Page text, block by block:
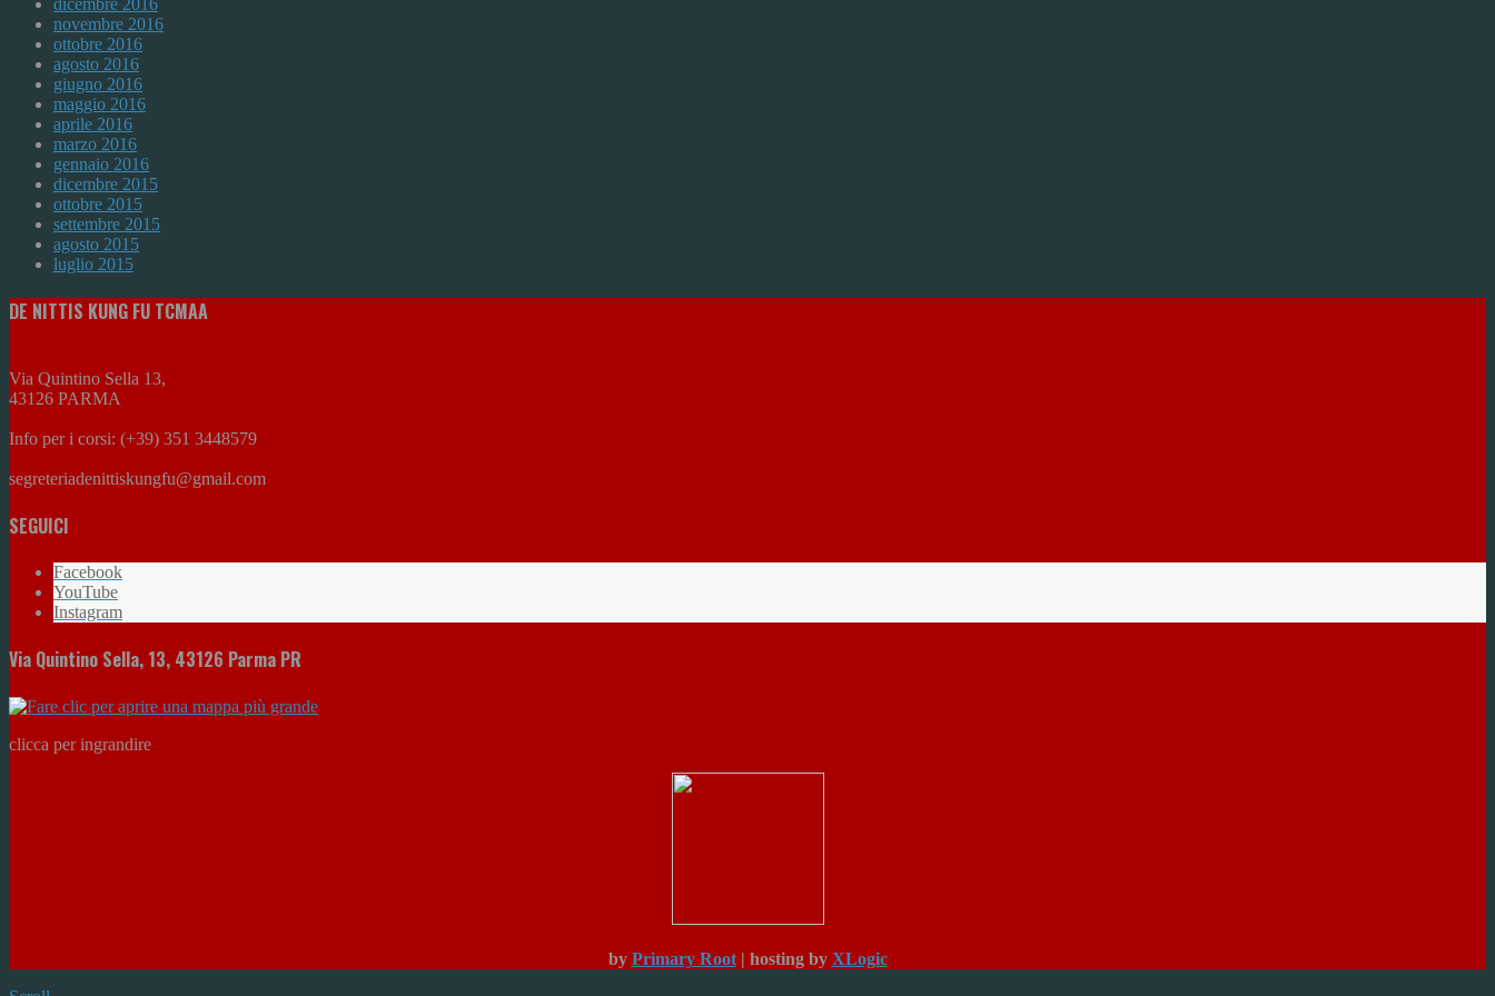
dicembre 2016
novembre 2016
ottobre 2016
agosto 2016
giugno 2016
maggio 2016
aprile 2016
marzo 2016
gennaio 2016
dicembre 2015
ottobre 2015
settembre 2015
agosto 2015
luglio 2015
DE NITTIS KUNG FU TCMAA
Via Quintino Sella 13,
43126 PARMA
Info per i corsi: (+39) 351 3448579
segreteriadenittiskungfu@gmail.com
SEGUICI
Facebook
YouTube
Instagram
Via Quintino Sella, 13, 43126 Parma PR
clicca per ingrandire
by Primary Root| hosting by XLogic